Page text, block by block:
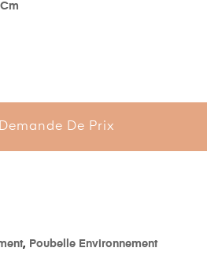
Demande De Prix
, Poubelle Environnement